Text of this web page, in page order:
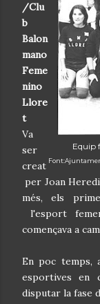
Equip
/Clu
b
Balon
mano
Feme
nino
Llore
t
Va
ser
creat
per Joan
més, els
l'esport
començava a
En poc temps,
esportives en
disputar la fase